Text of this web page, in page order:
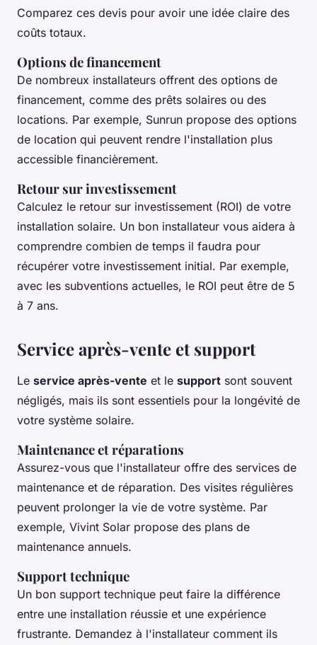
Comparez ces devis pour avoir une idée claire des
coûts totaux.
Options de financement
De nombreux installateurs offrent des options de
financement, comme des prêts solaires ou des
locations. Par exemple, Sunrun propose des options
de location qui peuvent rendre l'installation plus
accessible financièrement.
Retour sur investissement
Calculez le retour sur investissement (ROI) de votre
installation solaire. Un bon installateur vous aidera à
comprendre combien de temps il faudra pour
récupérer votre investissement initial. Par exemple,
avec les subventions actuelles, le ROI peut être de 5
à 7 ans.
Service après-vente et support
Le service après-vente et le support sont souvent
négligés, mais ils sont essentiels pour la longévité de
votre système solaire.
Maintenance et réparations
Assurez-vous que l'installateur offre des services de
maintenance et de réparation. Des visites régulières
peuvent prolonger la vie de votre système. Par
exemple, Vivint Solar propose des plans de
maintenance annuels.
Support technique
Un bon support technique peut faire la différence
entre une installation réussie et une expérience
frustrante. Demandez à l'installateur comment ils